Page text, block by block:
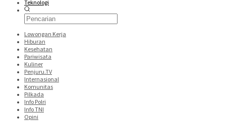
Teknologi
Lowongan Kerja
Hiburan
Kesehatan
Pariwisata
Kuliner
Penjuru.TV
Internasional
Komunitas
Pilkada
Info Polri
Info TNI
Opini